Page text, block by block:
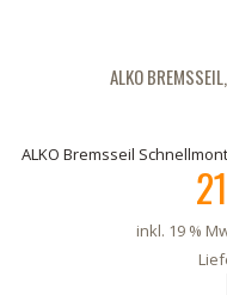
ALKO
ALKO Bremsseil
inkl. 19 %